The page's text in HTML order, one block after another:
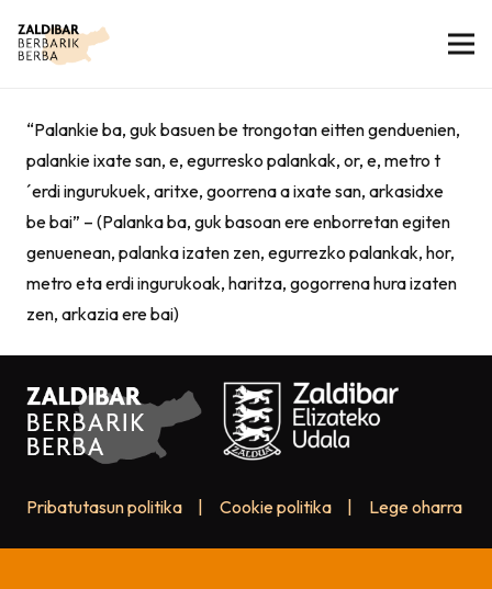
“Palankie ba, guk basuen be trongotan eitten genduenien,
palankie ixate san, e, egurresko palankak, or, e, metro t
´erdi ingurukuek, aritxe, goorrena a ixate san, arkasidxe
be bai” – (Palanka ba, guk basoan ere enborretan egiten
genuenean, palanka izaten zen, egurrezko palankak, hor,
metro eta erdi ingurukoak, haritza, gogorrena hura izaten
zen, arkazia ere bai)
Pribatutasun politika Cookie politika Lege oharra